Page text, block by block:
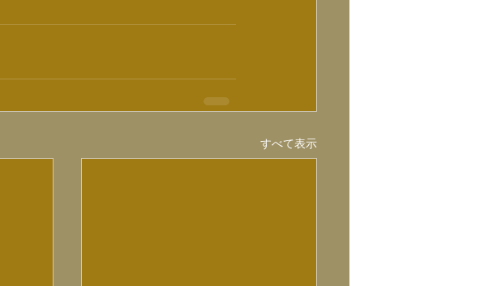
すべて表示